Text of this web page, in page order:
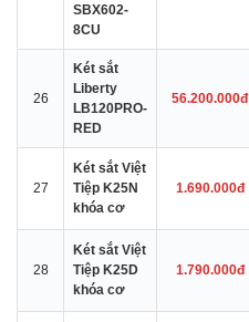
SBX602-
8CU
26
Két sắt
Liberty
LB120PRO-
RED
56.200.000đ
27
Két sắt Việt
Tiệp K25N
khóa cơ
1.690.000đ
28
Két sắt Việt
Tiệp K25D
khóa cơ
1.790.000đ